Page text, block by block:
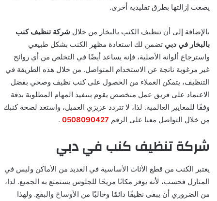
يصعب إزالتها بطرق تقليدية أخرى.
بالإضافة إلى أن تنظيف الكنب بالبخار من خلال شركة تنظيف كنب
بالبخار في دبي تضمن لك استعادة مظهر الكنب بشكل طبيعي
واسترجاع ألوانه الأصلية، فإنه يساعد أيضًا في التخلص من أي روائح
غير مرغوبة ناتجة عن الاستخدام المتواصل. من خلال هذه الطريقة في
التنظيف، يتمكن العملاء من الحصول على كنب نظيف وصحي بفضل
الاعتماد على فريق عمل متخصص يقوم بتنفيذ المهام المطلوبة بدقة
وفقًا للمعايير العالمية. لذا، لا تتردد عزيزي العميل، واستعد لصحة كنبك
من خلال التواصل معنا على الرقم 0508090427
.
شركة تنظيف كنب في دبي
يعتبر الكنب من قطع الأثاث الأساسية في العديد من الأماكن وليس في
المنازل فحسب، لأنه يوفر مكانًا مريحًا للجلوس يستمتع به الجميع. لذا،
من الضروري أن يبقى نظيفًا دائمًا وخاليًا من الأوساخ والبقع. ولهذا